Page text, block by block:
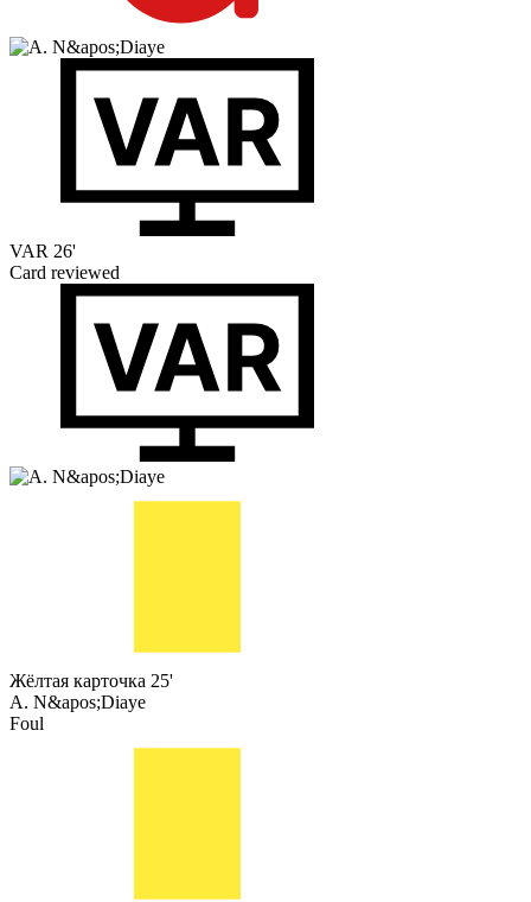
VAR 26'
Card reviewed
Жёлтая карточка 25'
A. N&apos;Diaye
Foul